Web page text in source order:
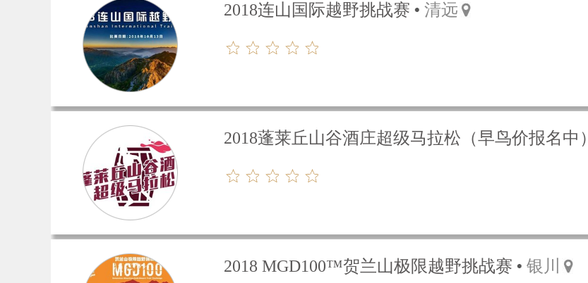
2018连山国际越野挑战赛 清远
2018蓬莱丘山谷酒庄超级马拉松（早鸟价报名中）
2018 MGD100™贺兰山极限越野挑战赛 银川